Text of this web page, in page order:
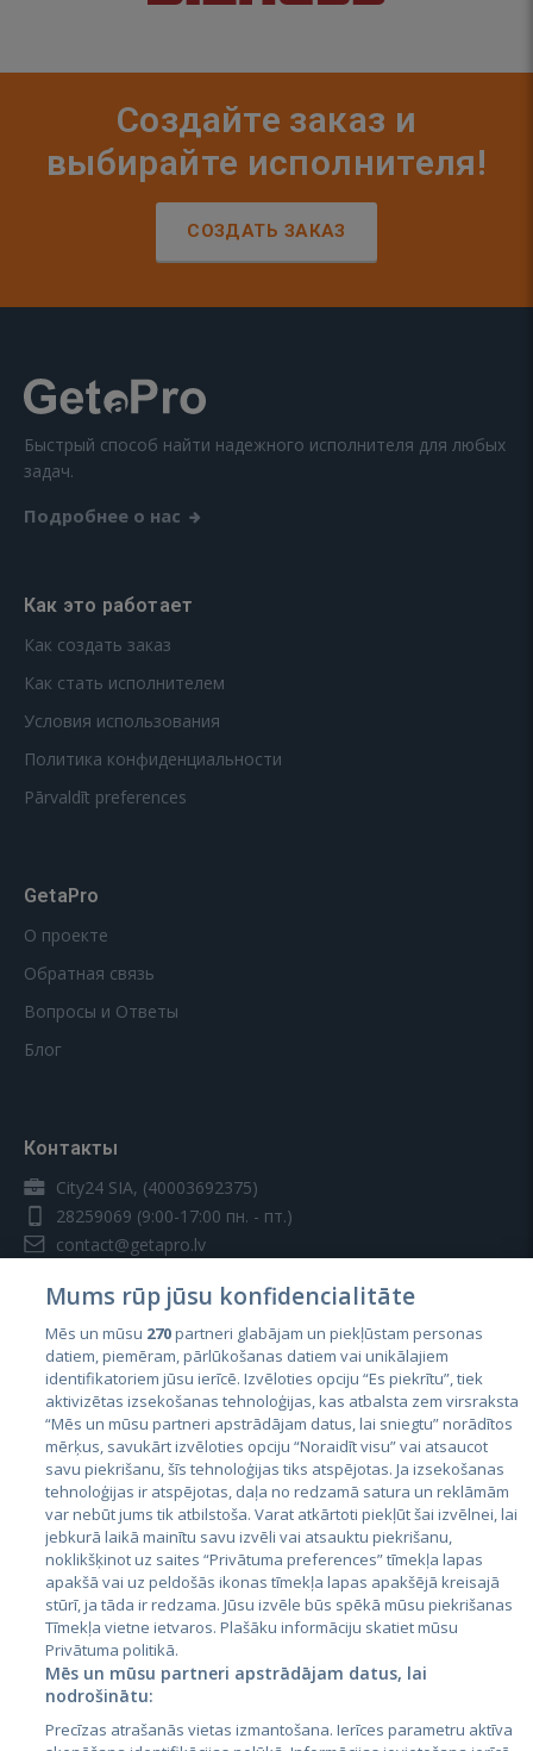
Создайте заказ и
выбирайте исполнителя!
СОЗДАТЬ ЗАКАЗ
Быстрый способ найти надежного исполнителя для любых
задач.
Подробнее о нас
Как это работает
Как создать заказ
Как стать исполнителем
Условия использования
Политика конфиденциальности
Pārvaldīt preferences
GetaPro
О проекте
Обратная связь
Вопросы и Ответы
Блог
Контакты
City24 SIA, (40003692375)
28259069 (9:00-17:00 пн. - пт.)
contact@getapro.lv
Страны
Эстония
Латвия
Литва
City24.lv
CVbankas.lt
Mums rūp jūsu konfidencialitāte
Mēs un mūsu 270partneri glabājam un piekļūstam personas
datiem, piemēram, pārlūkošanas datiem vai unikālajiem
identifikatoriem jūsu ierīcē. Izvēloties opciju “Es piekrītu”, tiek
aktivizētas izsekošanas tehnoloģijas, kas atbalsta zem virsraksta
“Mēs un mūsu partneri apstrādājam datus, lai sniegtu” norādītos
mērķus, savukārt izvēloties opciju “Noraidīt visu” vai atsaucot
savu piekrišanu, šīs tehnoloģijas tiks atspējotas. Ja izsekošanas
tehnoloģijas ir atspējotas, daļa no redzamā satura un reklāmām
var nebūt jums tik atbilstoša. Varat atkārtoti piekļūt šai izvēlnei, lai
jebkurā laikā mainītu savu izvēli vai atsauktu piekrišanu,
noklikšķinot uz saites “Privātuma preferences” tīmekļa lapas
apakšā vai uz peldošās ikonas tīmekļa lapas apakšējā kreisajā
stūrī, ja tāda ir redzama. Jūsu izvēle būs spēkā mūsu piekrišanas
Tīmekļa vietne ietvaros. Plašāku informāciju skatiet mūsu
Privātuma politikā.
Mēs un mūsu partneri apstrādājam datus, lai
nodrošinātu:
Precīzas atrašanās vietas izmantošana. Ierīces parametru aktīva